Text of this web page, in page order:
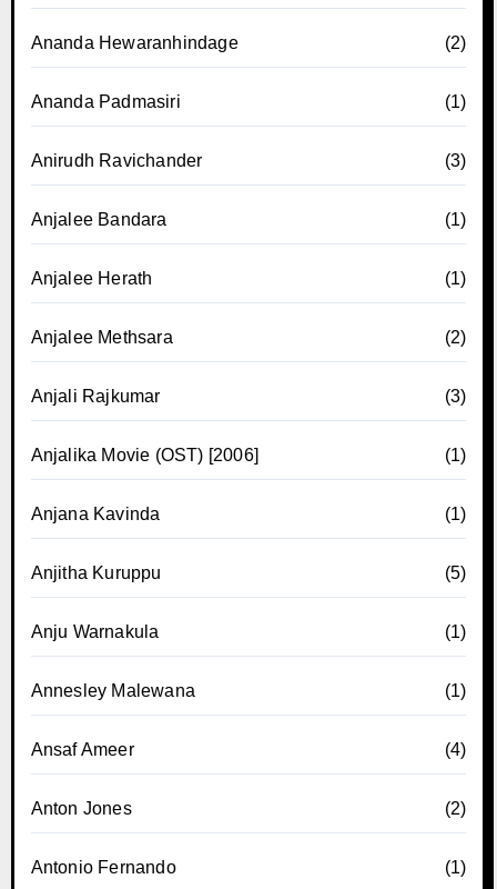
Ananda Hewaranhindage (2)
Ananda Padmasiri (1)
Anirudh Ravichander (3)
Anjalee Bandara (1)
Anjalee Herath (1)
Anjalee Methsara (2)
Anjali Rajkumar (3)
Anjalika Movie (OST) [2006] (1)
Anjana Kavinda (1)
Anjitha Kuruppu (5)
Anju Warnakula (1)
Annesley Malewana (1)
Ansaf Ameer (4)
Anton Jones (2)
Antonio Fernando (1)